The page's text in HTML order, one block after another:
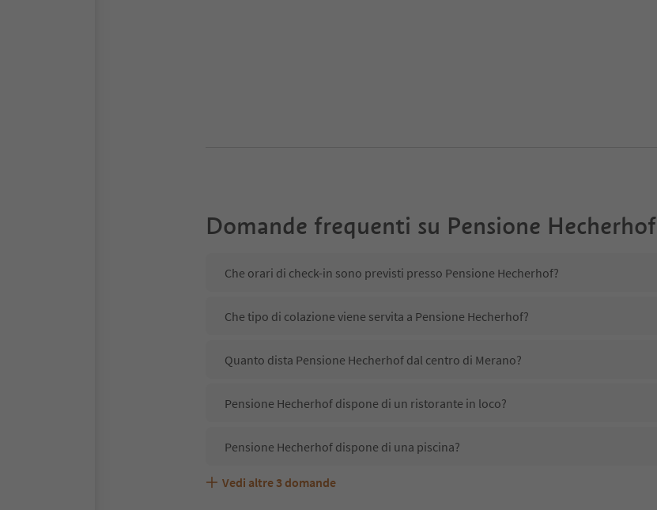
Domande frequenti su Pensione Hecherhof
Che orari di check-in sono previsti presso Pensione Hecherhof?
Che tipo di colazione viene servita a Pensione Hecherhof?
Quanto dista Pensione Hecherhof dal centro di Merano?
Pensione Hecherhof dispone di un ristorante in loco?
Pensione Hecherhof dispone di una piscina?
Pensione Hecherhof accetta animali domestici?
Quali servizi/attività sono disponibili presso Pensione Hecherhof?
Gli ospiti di Pensione Hecherhof ricevono l'Alto Adige Guest Pass?
Vedi altre 3 domande